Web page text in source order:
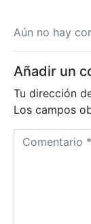
Aún no hay
Añadir un
Tu dirección
Los campos
Comentario *